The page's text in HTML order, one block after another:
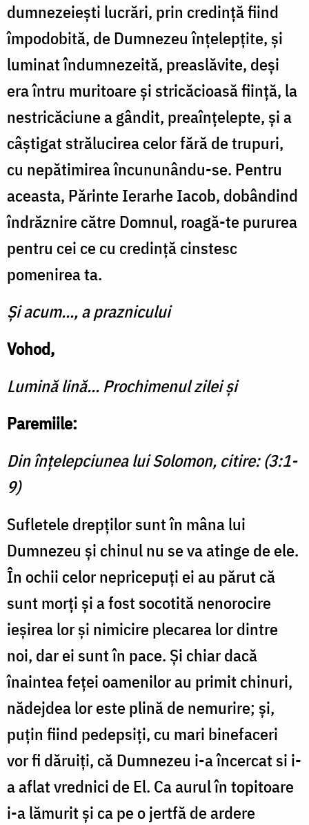
dumnezeieşti lucrări, prin credinţă fiind
împodo­bită, de Dumnezeu înţelepţite, şi
luminat îndumnezeită, preaslăvite, deși
era întru muritoare şi stricăcioasă fiinţă, la
nestricăciune a gândit, preaînţelepte, şi a
câştigat strălu­cirea celor fără de trupuri,
cu nepătimirea încununându-se. Pentru
aceasta, Părinte Ierarhe Iacob, dobândind
îndrăznire către Domnul, roagă-te puru­rea
pentru cei ce cu credinţă cinstesc
pomenirea ta.
Şi acum..., a praznicului
Vohod,
Lumină lină... Prochimenul zilei şi
Paremiile:
Din înţelepciunea lui Solomon, citire: (3:1-
9)
Sufletele drepţilor sunt în mâna lui
Dumnezeu și chinul nu se va atinge de ele.
În ochii celor nepricepuţi ei au părut că
sunt morţi și a fost socotită nenorocire
ieşirea lor și nimicire plecarea lor dintre
noi, dar ei sunt în pace. Şi chiar dacă
înaintea feţei oamenilor au pri­mit chinuri,
nădejdea lor este plină de nemurire; şi,
puţin fiind pedepsiţi, cu mari binefa­ceri
vor fi dăruiţi, că Dumnezeu i-a încercat si i-
a aflat vrednici de El. Ca aurul în topitoare
i-a lămurit şi ca pe o jertfă de ardere